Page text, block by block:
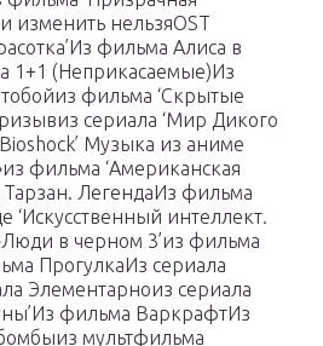
изменить нельзяOST
фильма Алиса в
1+1 (Неприкасаемые)Из
фильма ‘Скрытые
сериала ‘Мир Дикого
Музыка из аниме
фильма ‘Американская
Тарзан. ЛегендаИз фильма
‘Искусственный интеллект.
в черном 3’из фильма
ПрогулкаИз сериала
Элементарноиз сериала
фильма ВаркрафтИз
мультфильма